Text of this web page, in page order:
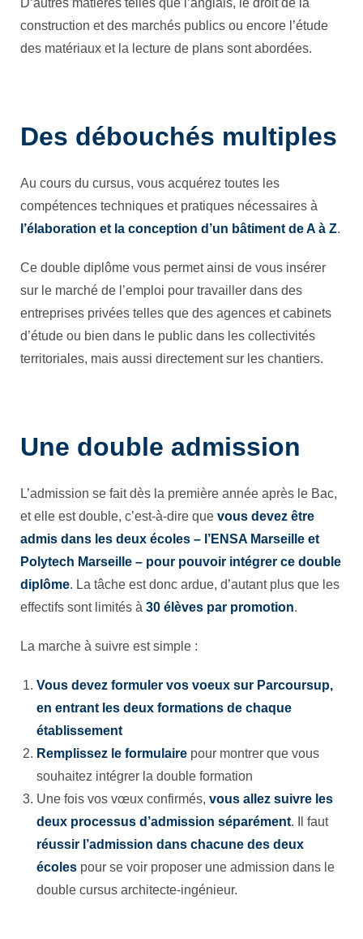
D’autres matières telles que l’anglais, le droit de la
construction et des marchés publics ou encore l’étude
des matériaux et la lecture de plans sont abordées.
Des débouchés multiples
Au cours du cursus, vous acquérez toutes les
compétences techniques et pratiques nécessaires à
l’élaboration et la conception d’un bâtiment de A à Z.
Ce double diplôme vous permet ainsi de vous insérer
sur le marché de l’emploi pour travailler dans des
entreprises privées telles que des agences et cabinets
d’étude ou bien dans le public dans les collectivités
territoriales, mais aussi directement sur les chantiers.
Une double admission
L’admission se fait dès la première année après le Bac,
et elle est double, c’est-à-dire que vous devez être
admis dans les deux écoles – l’ENSA Marseille et
Polytech Marseille – pour pouvoir intégrer ce double
diplôme. La tâche est donc ardue, d’autant plus que les
effectifs sont limités à 30 élèves par promotion.
La marche à suivre est simple :
Vous devez formuler vos voeux sur Parcoursup,
en entrant les deux formations de chaque
établissement
Remplissez le formulaire pour montrer que vous
souhaitez intégrer la double formation
Une fois vos vœux confirmés, vous allez suivre les
deux processus d’admission séparément. Il faut
réussir l’admission dans chacune des deux
écoles pour se voir proposer une admission dans le
double cursus architecte-ingénieur.